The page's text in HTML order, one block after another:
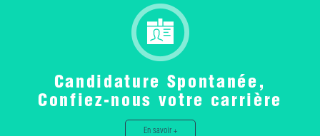
Candidature Spontanée,
Confiez-nous votre carrière
En savoir +